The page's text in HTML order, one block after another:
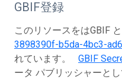
GBIF登録
このリソースをはGBIF
3898390f-b5da-4bc3-
れています。 GBIF
ータ パブリッシャーと